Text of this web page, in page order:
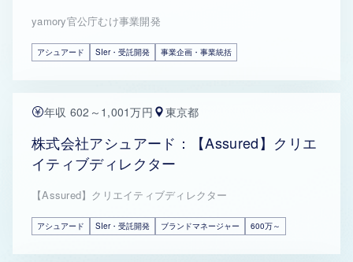
yamory官公庁むけ事業開発
アシュアード SIer・受託開発 事業企画・事業統括
年収 602～1,001万円 東京都
株式会社アシュアード：【Assured】クリエ
イティブディレクター
【Assured】クリエイティブディレクター
アシュアード SIer・受託開発 ブランドマネージャー 600万～